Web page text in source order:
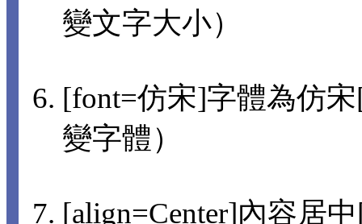
變文字大小）
[font=仿宋]字體為仿
變字體）
[align=Center]內容居